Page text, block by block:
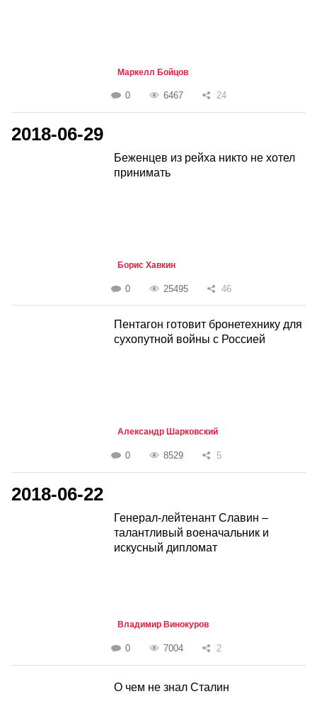
Маркелл Бойцов
0 6467 24
2018-06-29
Беженцев из рейха никто не хотел
принимать
Борис Хавкин
0 25495 46
Пентагон готовит бронетехнику для
сухопутной войны с Россией
Александр Шарковский
0 8529 5
2018-06-22
Генерал-лейтенант Славин –
талантливый военачальник и
искусный дипломат
Владимир Винокуров
0 7004 2
О чем не знал Сталин